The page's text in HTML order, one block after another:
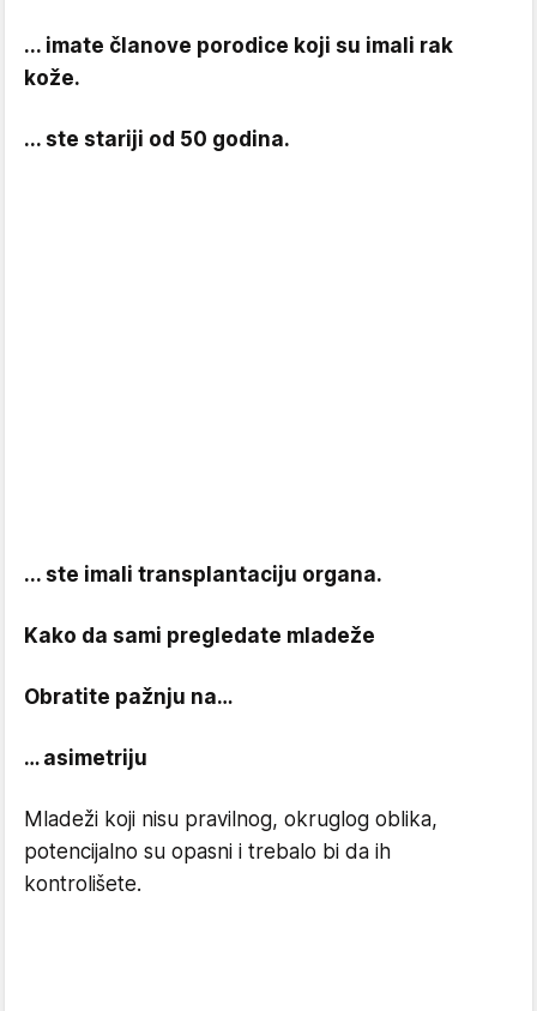
... imate članove porodice koji su imali rak
kože.
... ste stariji od 50 godina.
... ste imali transplantaciju organa.
Kako da sami pregledate mladeže
Obratite pažnju na…
… asimetriju
Mladeži koji nisu pravilnog, okruglog oblika,
potencijalno su opasni i trebalo bi da ih
kontrolišete.